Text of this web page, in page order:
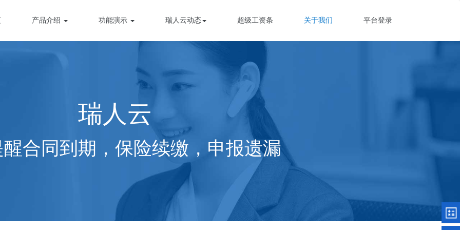
产品介绍 功能演示 瑞人云动态 超级工资条 关于我们 平台登录
瑞人云
合同到期，保险续缴，申报遗漏